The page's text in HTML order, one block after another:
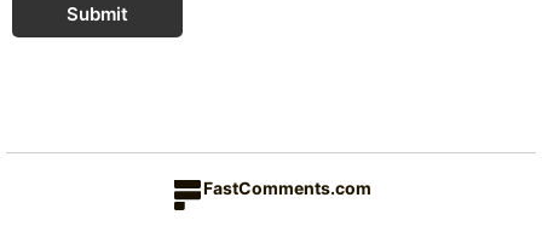
Submit
FastComments.com